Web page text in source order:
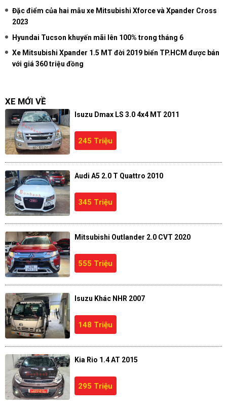
Đặc điểm của hai mẫu xe Mitsubishi Xforce và Xpander Cross
2023
Hyundai Tucson khuyến mãi lên 100% trong tháng 6
Xe Mitsubishi Xpander 1.5 MT đời 2019 biển TP.HCM được bán
với giá 360 triệu đồng
XE MỚI VỀ
Isuzu Dmax LS 3.0 4x4 MT 2011
245 Triệu
Audi A5 2.0 T Quattro 2010
345 Triệu
Mitsubishi Outlander 2.0 CVT 2020
555 Triệu
Isuzu Khác NHR 2007
148 Triệu
Kia Rio 1.4 AT 2015
295 Triệu